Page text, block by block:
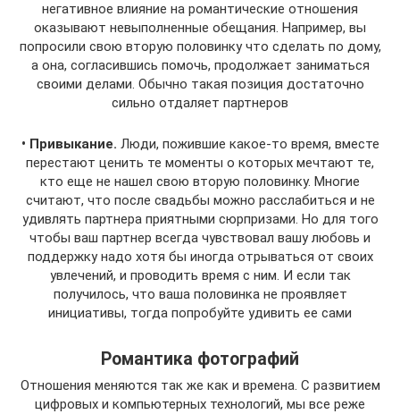
негативное влияние на романтические отношения
оказывают невыполненные обещания. Например, вы
попросили свою вторую половинку что сделать по дому,
а она, согласившись помочь, продолжает заниматься
своими делами. Обычно такая позиция достаточно
сильно отдаляет партнеров
• Привыкание. Люди, пожившие какое-то время, вместе
перестают ценить те моменты о которых мечтают те,
кто еще не нашел свою вторую половинку. Многие
считают, что после свадьбы можно расслабиться и не
удивлять партнера приятными сюрпризами. Но для того
чтобы ваш партнер всегда чувствовал вашу любовь и
поддержку надо хотя бы иногда отрываться от своих
увлечений, и проводить время с ним. И если так
получилось, что ваша половинка не проявляет
инициативы, тогда попробуйте удивить ее сами
Романтика фотографий
Отношения меняются так же как и времена. С развитием
цифровых и компьютерных технологий, мы все реже